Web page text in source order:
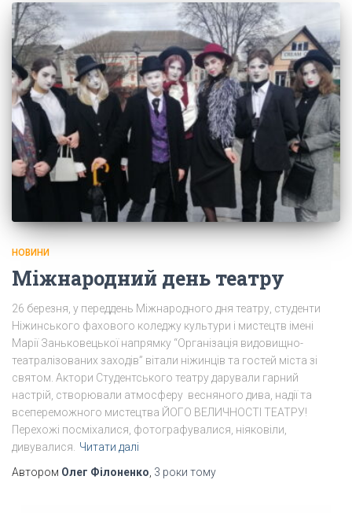
НОВИНИ
Міжнародний день театру
26 березня, у переддень Міжнародного дня театру, студенти
Ніжинського фахового коледжу культури і мистецтв імені
Марії Заньковецької напрямку “Організація видовищно-
театралізованих заходів” вітали ніжинців та гостей міста зі
святом. Актори Студентського театру дарували гарний
настрій, створювали атмосферу весняного дива, надії та
всепереможного мистецтва ЙОГО ВЕЛИЧНОСТІ ТЕАТРУ!
Перехожі посміхалися, фотографувалися, ніяковіли,
дивувалися.
Читати далі
Автором Олег Філоненко 3 роки тому